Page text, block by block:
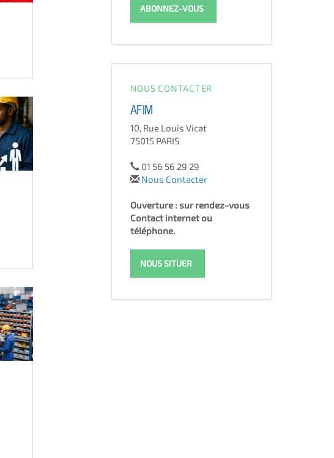
ABONNEZ-VOUS
NOUS CONTACTER
AFIM
10, Rue Louis Vicat
75015 PARIS
01 56 56 29 29
Nous Contacter
Ouverture : sur rendez-vous
Contact internet ou
téléphone.
NOUS SITUER